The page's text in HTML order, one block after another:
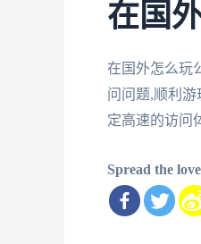
在国
在国外怎么玩
问问题,顺利
定高速的访问
Spread the love